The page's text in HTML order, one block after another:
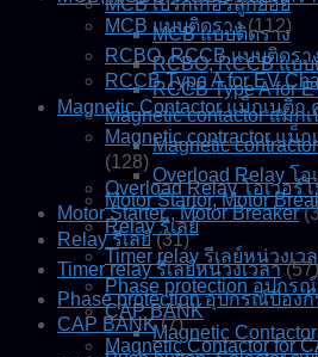
MCB เบรกเกอร์ลูกย่อย
MCB แบบติดราง
RCBO, RCCB แบบ
RCCB Type A for
Magnetic contactor แมก
Magnetic
Overload Relay โอ
Motor Startor, Motor
Relay รีเลย์
Timer relay รีเลย์หน่วงเว
Phase protection อุปกร
CAP BANK
Magnetic
MCB แบบติดราง (112)
RCBO, RCCB แบบติดรา
RCCB Type A for EV
Magnetic Contactor แม็กเนติ
Magnetic contractor แม็
(128)
Overload Relay โอเวอร์
Motor Starter , Motor Breaker
Relay รีเลย์ (31)
Timer relay รีเลย์หน่วงเวลา (57)
Phase protection อุปกรณ์ป้อง
CAP BANK (7)
Magnetic Contactor for